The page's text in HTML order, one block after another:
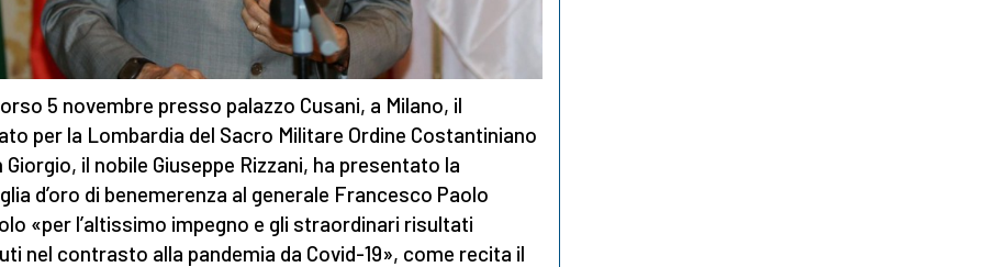
5 novembre presso palazzo Cusani, a Milano, il
per la Lombardia del Sacro Militare Ordine Costantiniano
Giorgio, il nobile Giuseppe Rizzani, ha presentato la
d’oro di benemerenza al generale Francesco Paolo
«per l’altissimo impegno e gli straordinari risultati
nel contrasto alla pandemia da Covid-19», come recita il